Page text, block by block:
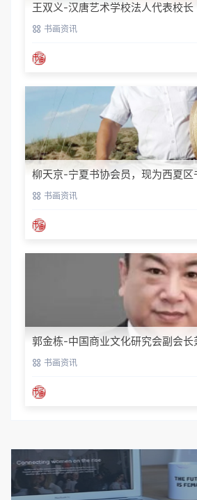
王双义-汉唐艺术学校法人代表校长
书画资讯
柳天京-宁夏书协会员，现为西夏区
书画资讯
郭金栋-中国商业文化研究会副会长
书画资讯